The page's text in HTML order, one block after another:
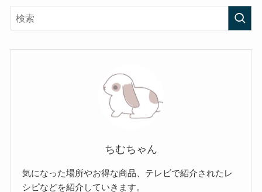
ちむちゃん
気になった場所やお得な商品、テレビで紹介されたレ
シピなどを紹介していきます。